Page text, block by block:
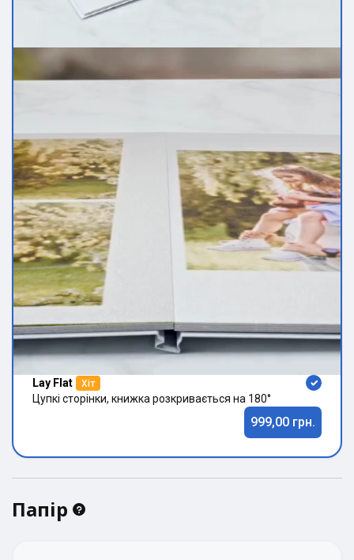
Lay Flat Хіт
Цупкі сторінки, книжка розкривається на 180°
999,00 грн.
Папір